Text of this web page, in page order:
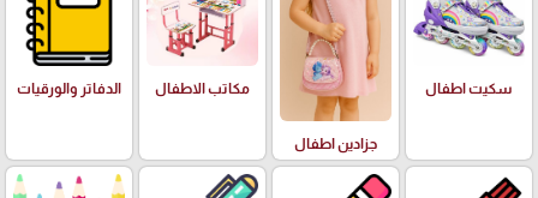
سكيت اطفال
جزادين اطفال
مكاتب الاطفال الدفاتر والورقيات